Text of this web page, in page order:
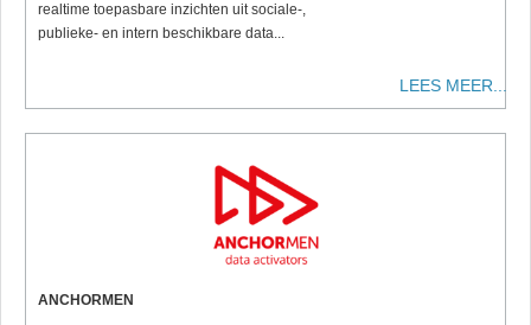
realtime toepasbare inzichten uit sociale-,
publieke- en intern beschikbare data...
LEES MEER...
ANCHORMEN